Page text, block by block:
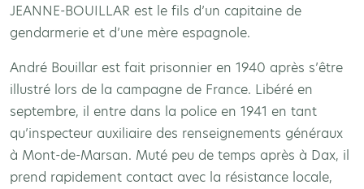
JEANNE-BOUILLAR est le fils d’un capitaine de
gendarmerie et d’une mère espagnole.
André Bouillar est fait prisonnier en 1940 après s’être
illustré lors de la campagne de France. Libéré en
septembre, il entre dans la police en 1941 en tant
qu’inspecteur auxiliaire des renseignements généraux
à Mont-de-Marsan. Muté peu de temps après à Dax, il
prend rapidement contact avec la résistance locale,